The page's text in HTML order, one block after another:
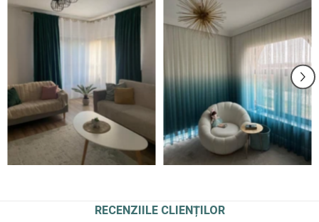
RECENZIILE CLIENȚILOR